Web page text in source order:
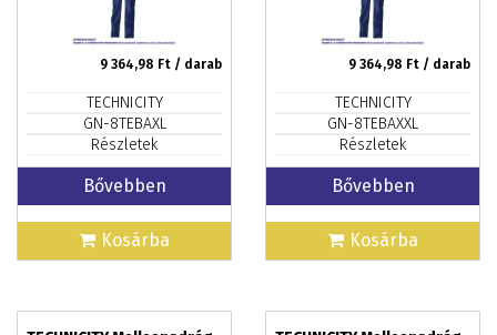
9 364,98 Ft / darab
TECHNICITY
GN-8TEBAXL
Részletek
Bővebben
Kosárba
9 364,98 Ft / darab
TECHNICITY
GN-8TEBAXXL
Részletek
Bővebben
Kosárba